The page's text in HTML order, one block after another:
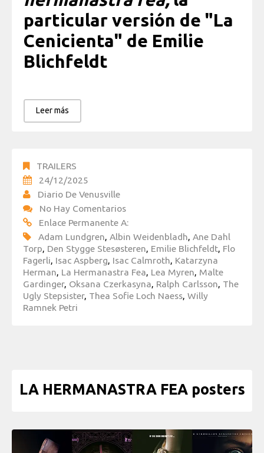
particular versión de "La
Cenicienta" de Emilie
Blichfeldt
Leer más
TRAILERS
24/12/2025
Diario De Venusville
No Hay Comentarios
Enlace Permanente A:
Adam Lundgren, Albin Weidenbladh, Ane Dahl
Torp, Den Stygge Stesøsteren, Emilie Blichfeldt, Flo
Fagerli, Isac Aspberg, Isac Calmroth, Katarzyna
Herman, La Hermanastra Fea, Lea Myren, Malte
Gardinger, Oksana Czerkasyna, Ralph Carlsson, The
Ugly Stepsister, Thea Sofie Loch Naess, Willy
Ramnek Petri
LA HERMANASTRA FEA posters